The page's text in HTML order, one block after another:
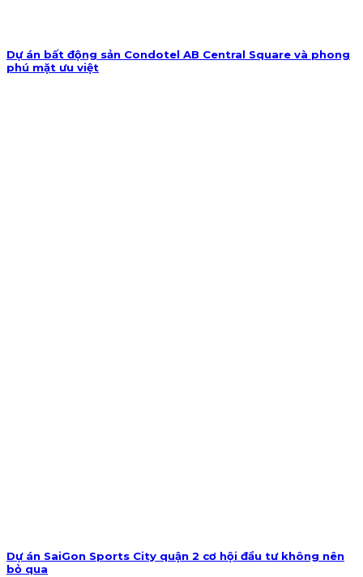
Dự án bất động sản Condotel AB Central Square và phong
phú mặt ưu việt
Dự án SaiGon Sports City quận 2 cơ hội đầu tư không nên
bỏ qua